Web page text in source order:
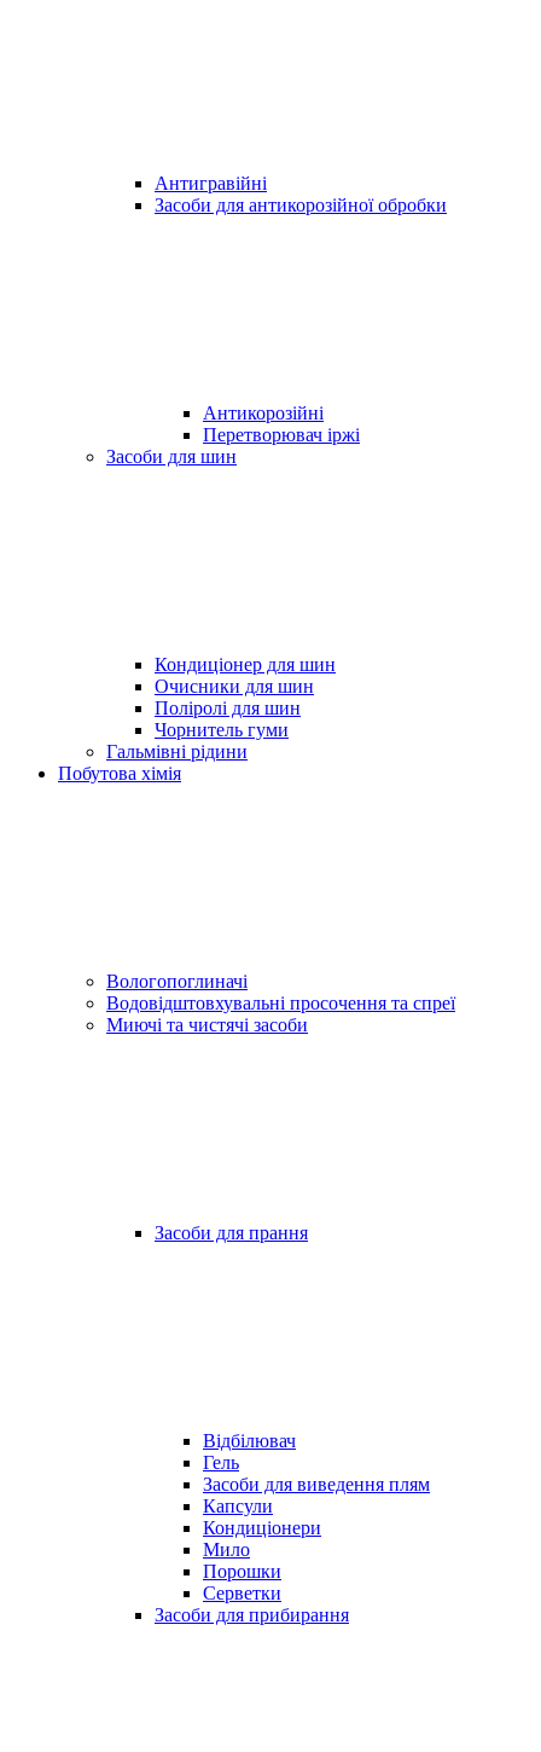
Антигравійні
Засоби для антикорозійної обробки
Антикорозійні
Перетворювач іржі
Засоби для шин
Кондиціонер для шин
Очисники для шин
Поліролі для шин
Чорнитель гуми
Гальмівні рідини
Побутова хімія
Вологопоглиначі
Водовідштовхувальні просочення та спреї
Миючі та чистячі засоби
Засоби для прання
Відбілювач
Гель
Засоби для виведення плям
Капсули
Кондиціонери
Мило
Порошки
Серветки
Засоби для прибирання